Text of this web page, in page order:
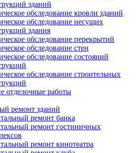
зданий
обследование кровли зданий
обследование несущих
здания
обследование перекрытий
обследование стен
обследование состояний
обследование строительных
отделочные работы
ремонт зданий
ремонт банка
ремонт гостиничных
ремонт кинотеатра